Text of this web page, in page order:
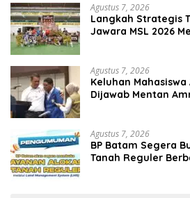
Agustus 7, 2026
Langkah Strategis
Jawara MSL 2026
Agustus 7, 2026
Keluhan
Dijawab Mentan
Agustus 7, 2026
BP Batam Segera
Tanah Reguler